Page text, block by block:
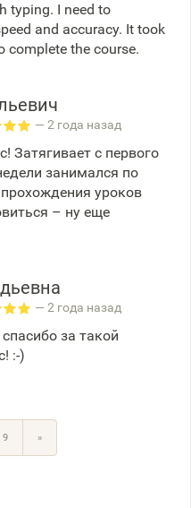
typing. I need to
and accuracy. It took
complete the course.
— 2 года назад
Затягивает с первого
занимался по
уроков
– ну еще
— 2 года назад
за такой
:-)
9 »